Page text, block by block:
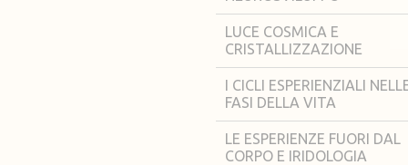
LUCE COSMICA E
CRISTALLIZZAZIONE
I CICLI ESPERIENZIALI
FASI DELLA VITA
LE ESPERIENZE FUORI DAL
CORPO E IRIDOLOGIA